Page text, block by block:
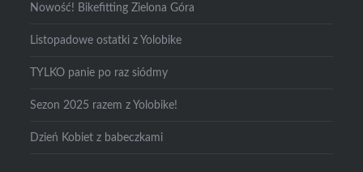
Nowość! Bikefitting Zielona Góra
Listopadowe ostatki z Yolobike
TYLKO panie po raz siódmy
Sezon 2025 razem z Yolobike!
Dzień Kobiet z babeczkami